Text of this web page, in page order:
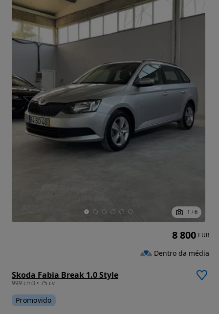
1 / 6
Skoda Fabia Break 1.0 Style
999 cm3 • 75 cv
Promovido
8 800 EUR
Dentro da média